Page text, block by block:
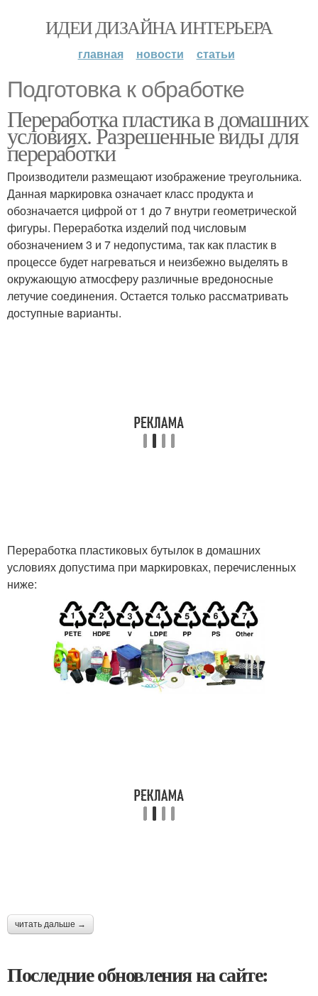
ИДЕИ ДИЗАЙНА ИНТЕРЬЕРА
главная новости статьи
Подготовка к обработке
Переработка пластика в домашних
условиях. Разрешенные виды для
переработки
Производители размещают изображение треугольника.
Данная маркировка означает класс продукта и
обозначается цифрой от 1 до 7 внутри геометрической
фигуры. Переработка изделий под числовым
обозначением 3 и 7 недопустима, так как пластик в
процессе будет нагреваться и неизбежно выделять в
окружающую атмосферу различные вредоносные
летучие соединения. Остается только рассматривать
доступные варианты.
Переработка пластиковых бутылок в домашних
условиях допустима при маркировках, перечисленных
ниже:
читать дальше →
Последние обновления на сайте: